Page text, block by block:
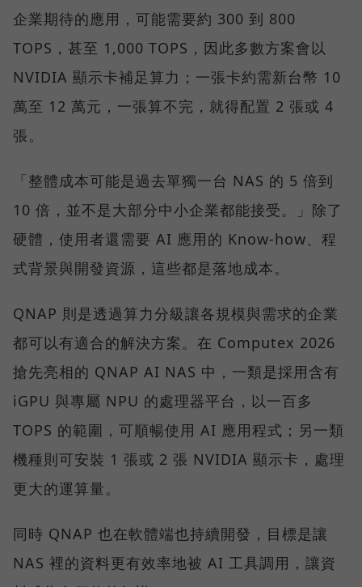
企業期待的應用，可能需要約 300 到 800
TOPS，甚至 1,000 TOPS，因此多數方案會以
NVIDIA 顯示卡補足算力；一張卡約需新台幣 10
萬至 12 萬元，一張算不完，就得配置 2 張或 4
張。
「整體成本可能是過去單獨一台 NAS 的 5 倍到
10 倍，並不是大部分中小企業都能接受。」除了
硬體，使用者還需要 AI 應用的 Know-how、程
式背景與開發資源，這些都是落地成本。
QNAP 則是透過算力分級讓各規模與需求的企業
都可以有適合的解決方案。在 Computex 2026
搶先亮相的 QNAP AI NAS 中，一類是採用含有
iGPU 與專屬 NPU 的處理器平台，以一百多
TOPS 的範圍，可順暢使用 AI 應用程式；另一類
機種則可安裝 1 張或 2 張 NVIDIA 顯示卡，處理
更大的運算量。
同時 QNAP 也在軟體端也持續開發，目標是讓
NAS 裡的資料更有效率地被 AI 工具調用，讓資